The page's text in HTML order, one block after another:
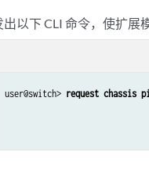
出以下 CLI 命令，使扩展
user@switch> request chassis